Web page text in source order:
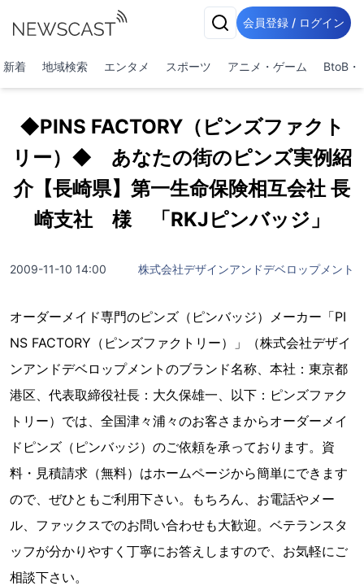
会員登録 / ログイン
新着 地域検索 エンタメ スポーツ アニメ・ゲーム BtoB・
◆PINS FACTORY（ピンズファクト
リー）◆ あなたの街のピンズ実例紹
介【長崎県】第一生命保険相互会社 長
崎支社 様 「RKJピンバッジ」
2009-11-10 14:00 株式会社デザインアンドデベロップメント
オーダーメイド専門のピンズ（ピンバッジ）メーカー「PI
NS FACTORY（ピンズファクトリー）」（株式会社デザイ
ンアンドデベロップメントのブランド名称、本社：東京都
港区、代表取締役社長：大久保雄一、以下：ピンズファク
トリー）では、全国津々浦々のお客さまからオーダーメイ
ドピンズ（ピンバッジ）のご依頼を承っております。資
料・見積請求（無料）はホームページから簡単にできます
ので、ぜひともご利用下さい。もちろん、お電話やメー
ル、ファックスでのお問い合わせも大歓迎。ベテランスタ
ッフが分かりやすく丁寧にお答えしますので、お気軽にご
相談下さい。